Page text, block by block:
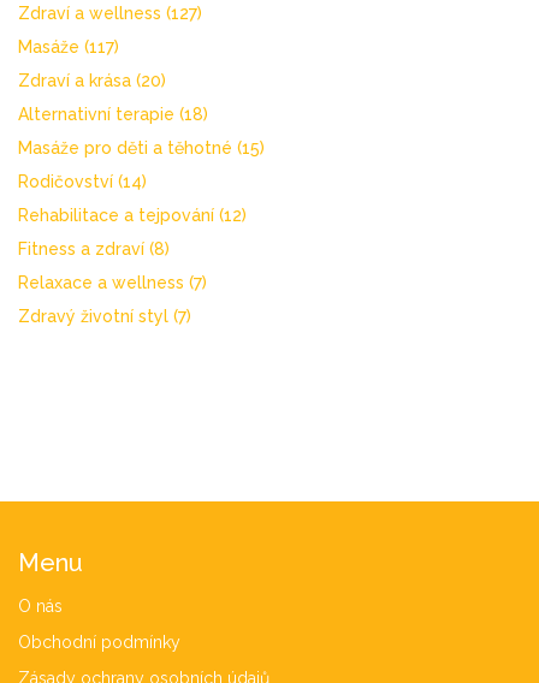
Zdraví a wellness (127)
Masáže (117)
Zdraví a krása (20)
Alternativní terapie (18)
Masáže pro děti a těhotné (15)
Rodičovství (14)
Rehabilitace a tejpování (12)
Fitness a zdraví (8)
Relaxace a wellness (7)
Zdravý životní styl (7)
Menu
O nás
Obchodní podmínky
Zásady ochrany osobních údajů